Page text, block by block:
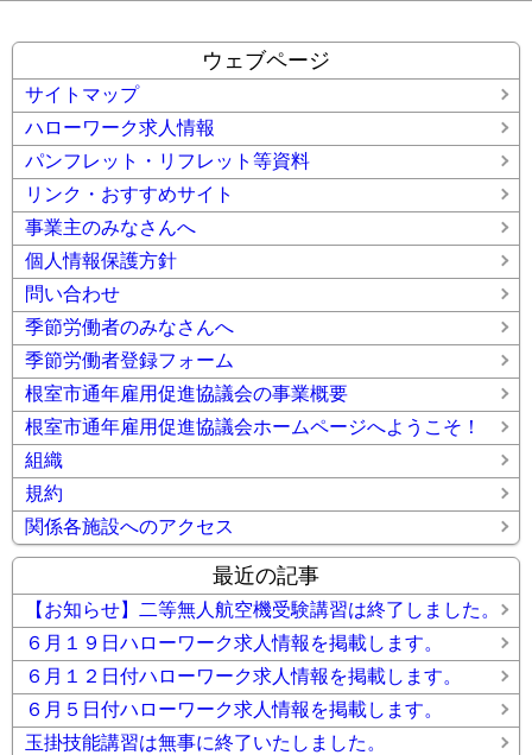
ウェブページ
サイトマップ
ハローワーク求人情報
パンフレット・リフレット等資料
リンク・おすすめサイト
事業主のみなさんへ
個人情報保護方針
問い合わせ
季節労働者のみなさんへ
季節労働者登録フォーム
根室市通年雇用促進協議会の事業概要
根室市通年雇用促進協議会ホームページへようこそ！
組織
規約
関係各施設へのアクセス
最近の記事
【お知らせ】二等無人航空機受験講習は終了しました。
６月１９日ハローワーク求人情報を掲載します。
６月１２日付ハローワーク求人情報を掲載します。
６月５日付ハローワーク求人情報を掲載します。
玉掛技能講習は無事に終了いたしました。